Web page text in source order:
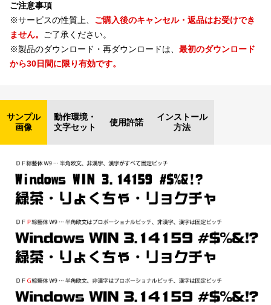
ご注意事項
※サービスの性質上、 ご購入後のキャンセル・返品はお受けでき
ません。 ご了承ください。
※製品のダウンロード・再ダウンロードは、 最初のダウンロード
から30日間に限り有効です。
サンプル
画像
動作環境・
文字セット
使用許諾
インストール
方法